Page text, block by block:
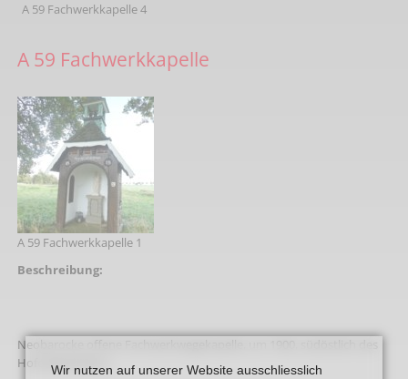
A 59 Fachwerkkapelle 4
A 59 Fachwerkkapelle
A 59 Fachwerkkapelle 1
Beschreibung:
Neobarocke offene Fachwerkwegekapelle, um 1900, südöstlich des
Hofe Westhöfe 3.
Wir nutzen auf unserer Website ausschliesslich